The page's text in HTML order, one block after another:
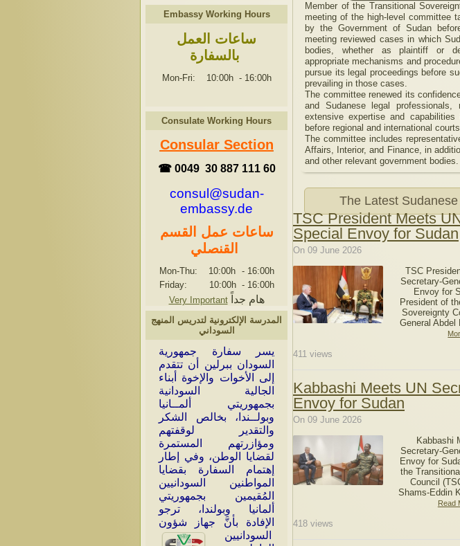
Embassy Working Hours
ساعات العمل
بالسفارة
Mon-Fri: 10:00h - 16:00h
Consulate Working Hours
Consular Section
☎ 0049 30 887 111 60
consul@sudan-
embassy.de
ساعات عمل القسم
القنصلي
Mon-Thu: 10:00h - 16:00h
Friday: 10:00h - 16:00h
Very Important
هام جداً
المدرسة الإلكترونية لتدريس المنهج
السوداني
يسر سفارة جمهورية
السودان ببرلين أن تتقدم
إلى الأخوات والإخوة أبناء
الجالية السودانية
بجمهوريتي ألمــانيا
وبولــندا، بخالص الشكر
والتقدير لوقفتهم
ومؤازرتهم المستمرة
لقضايا الوطن، وفي إطار
إهتمام السفارة بقضايا
المواطنين السودانيين
المُقيمين بجمهوريتي
ألمانيا وبولندا، ترجو
الإفادة بأنَّ جهاز شؤون
السودانيين
Member of the Transitional
meeting of the high-level committee
by the Government of Sudan
meeting reviewed cases in which
bodies, whether as plaintiff or
appropriate mechanisms and
pursue its legal proceedings before
prevailing in those cases.
The committee renewed its
and Sudanese legal
extensive expertise and
before regional and international
The committee includes
Affairs, Interior, and Finance, in
and other relevant government bodies.
The Latest
TSC President Meets
Special Envoy for Sudan
On 09 June 2026
TSC
Secretary-
Envoy for
President of
Sovereignty
General Abdel
411 views
Kabbashi Meets UN
Envoy for Sudan
On 09 June 2026
Kabbashi
Secretary-
Envoy for
the
Council
Shams-Eddin
Read
418 views